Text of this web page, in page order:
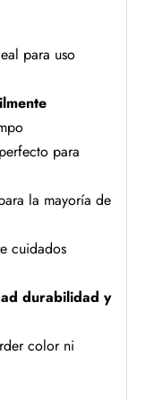
para uso
para
la mayoría de
cuidados
durabilidad y
color ni